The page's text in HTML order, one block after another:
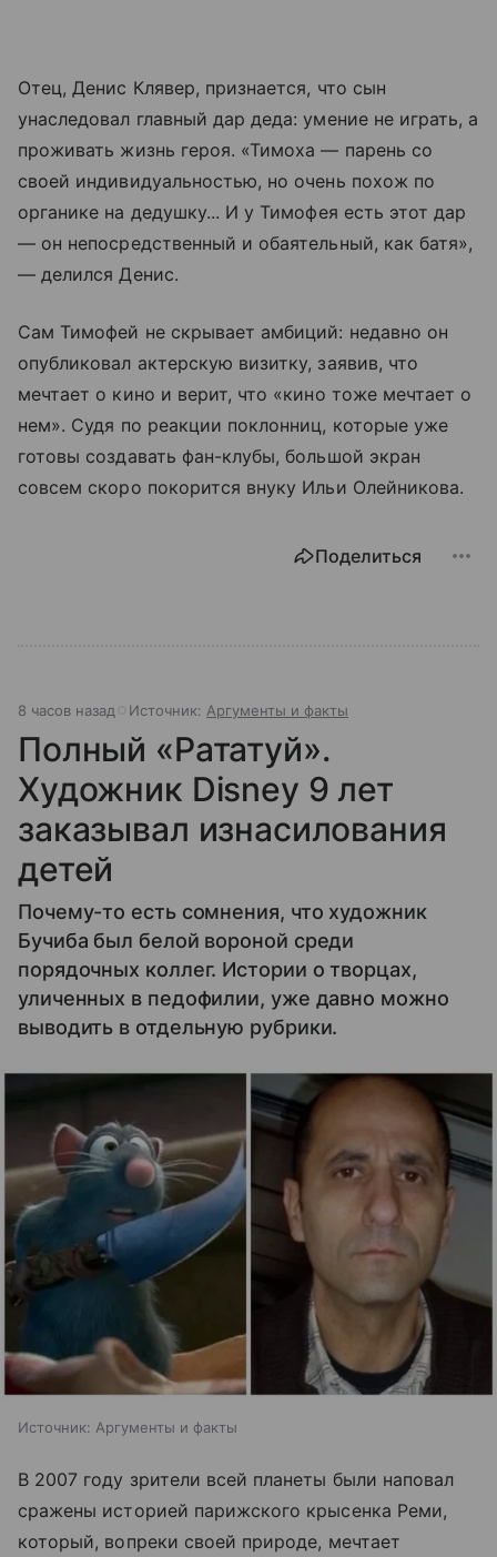
Отец, Денис Клявер, признается, что сын
унаследовал главный дар деда: умение не играть, а
проживать жизнь героя. «Тимоха — парень со
своей индивидуальностью, но очень похож по
органике на дедушку... И у Тимофея есть этот дар
— он непосредственный и обаятельный, как батя»,
— делился Денис.
Сам Тимофей не скрывает амбиций: недавно он
опубликовал актерскую визитку, заявив, что
мечтает о кино и верит, что «кино тоже мечтает о
нем». Судя по реакции поклонниц, которые уже
готовы создавать фан-клубы, большой экран
совсем скоро покорится внуку Ильи Олейникова.
Поделиться
8 часов назад Источник: Аргументы и факты
Полный «Рататуй».
Художник Disney 9 лет
заказывал изнасилования
детей
Почему-то есть сомнения, что художник
Бучиба был белой вороной среди
порядочных коллег. Истории о творцах,
уличенных в педофилии, уже давно можно
выводить в отдельную рубрики.
Источник: Аргументы и факты
В 2007 году зрители всей планеты были наповал
сражены историей парижского крысенка Реми,
который, вопреки своей природе, мечтает